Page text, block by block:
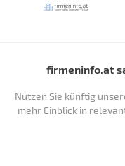
firmeninfo.at
Nutzen Sie künftig
mehr Einblick in